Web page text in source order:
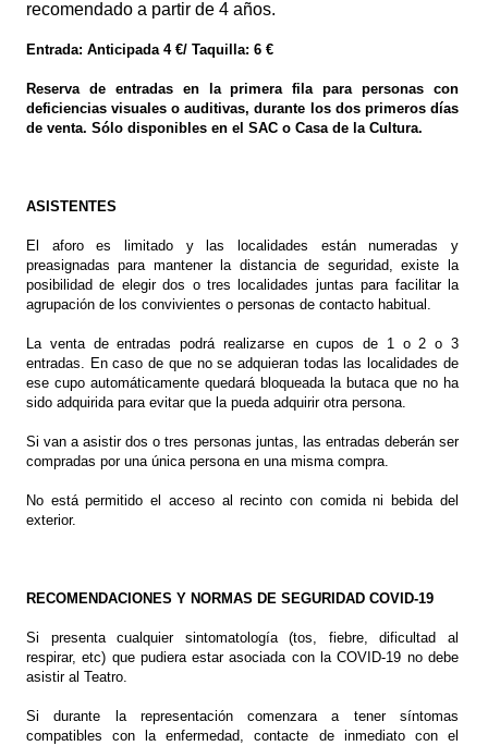
recomendado a partir de 4 años.
Entrada: Anticipada 4 €/ Taquilla: 6 €
Reserva de entradas en la primera fila para personas con
deficiencias visuales o auditivas, durante los dos primeros días
de venta. Sólo disponibles en el SAC o Casa de la Cultura.
ASISTENTES
El aforo es limitado y las localidades están numeradas y
preasignadas para mantener la distancia de seguridad, existe la
posibilidad de elegir dos o tres localidades juntas para facilitar la
agrupación de los convivientes o personas de contacto habitual.
La venta de entradas podrá realizarse en cupos de 1 o 2 o 3
entradas. En caso de que no se adquieran todas las localidades de
ese cupo automáticamente quedará bloqueada la butaca que no ha
sido adquirida para evitar que la pueda adquirir otra persona.
Si van a asistir dos o tres personas juntas, las entradas deberán ser
compradas por una única persona en una misma compra.
No está permitido el acceso al recinto con comida ni bebida del
exterior.
RECOMENDACIONES Y NORMAS DE SEGURIDAD COVID-19
Si presenta cualquier sintomatología (tos, fiebre, dificultad al
respirar, etc) que pudiera estar asociada con la COVID-19 no debe
asistir al Teatro.
Si durante la representación comenzara a tener síntomas
compatibles con la enfermedad, contacte de inmediato con el